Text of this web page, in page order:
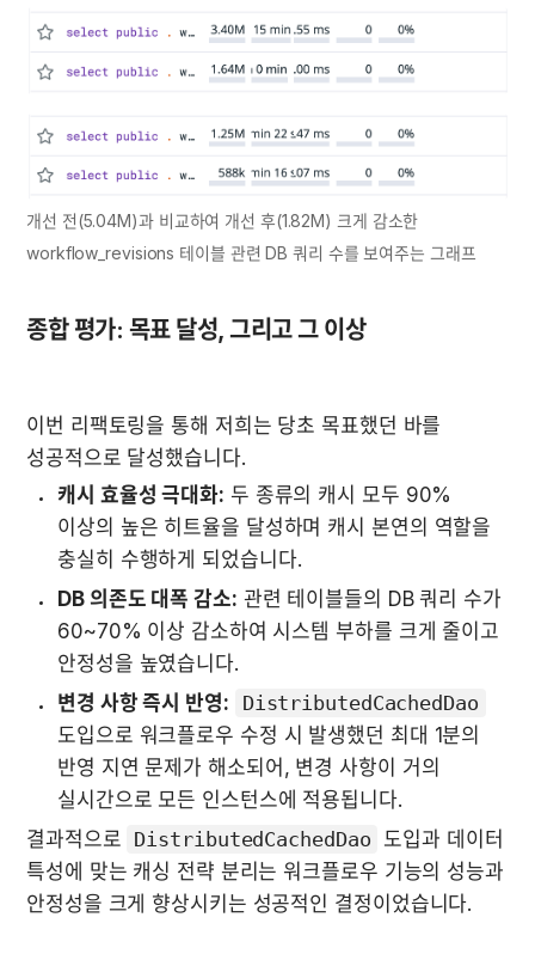
개선 전(5.04M)과 비교하여 개선 후(1.82M) 크게 감소한
workflow_revisions 테이블 관련 DB 쿼리 수를 보여주는 그래프
종합 평가: 목표 달성, 그리고 그 이상
이번 리팩토링을 통해 저희는 당초 목표했던 바를
성공적으로 달성했습니다.
캐시 효율성 극대화: 두 종류의 캐시 모두 90%
이상의 높은 히트율을 달성하며 캐시 본연의 역할을
충실히 수행하게 되었습니다.
DB 의존도 대폭 감소: 관련 테이블들의 DB 쿼리 수가
60~70% 이상 감소하여 시스템 부하를 크게 줄이고
안정성을 높였습니다.
변경 사항 즉시 반영:
DistributedCachedDao
도입으로 워크플로우 수정 시 발생했던 최대 1분의
반영 지연 문제가 해소되어, 변경 사항이 거의
실시간으로 모든 인스턴스에 적용됩니다.
결과적으로 DistributedCachedDao 도입과 데이터
특성에 맞는 캐싱 전략 분리는 워크플로우 기능의 성능과
안정성을 크게 향상시키는 성공적인 결정이었습니다.